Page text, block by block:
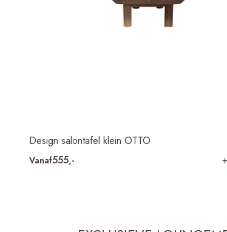
Design salontafel klein OTTO
Vanaf555,-